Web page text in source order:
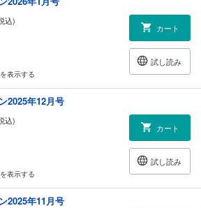
者たちの5ルール
画質?」
中国語講座 協力 : KYON.J
す 鈴木サトル
、撮れ! 藤里一郎
フォト合戦 in 行田
トセントラル支部
込)
カート
試し読み
表示する
2025年12月号
込)
カート
試し読み
表示する
2025年11月号